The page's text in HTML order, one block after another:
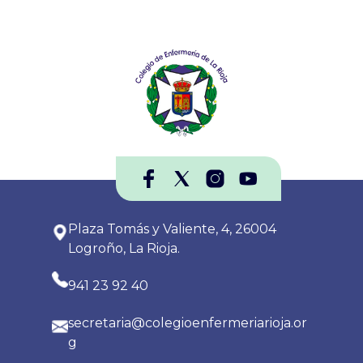
Plaza Tomás y Valiente, 4, 26004
Logroño, La Rioja.
941 23 92 40
secretaria@colegioenfermeriarioja.or
g